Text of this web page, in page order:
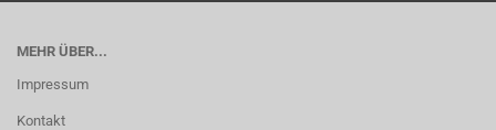
MEHR ÜBER...
Impressum
Kontakt